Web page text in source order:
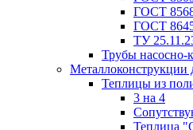
ГОСТ
ГОСТ
ТУ
Трубы
Металлоконструкции
Теплицы из
3 на 4
Теплица